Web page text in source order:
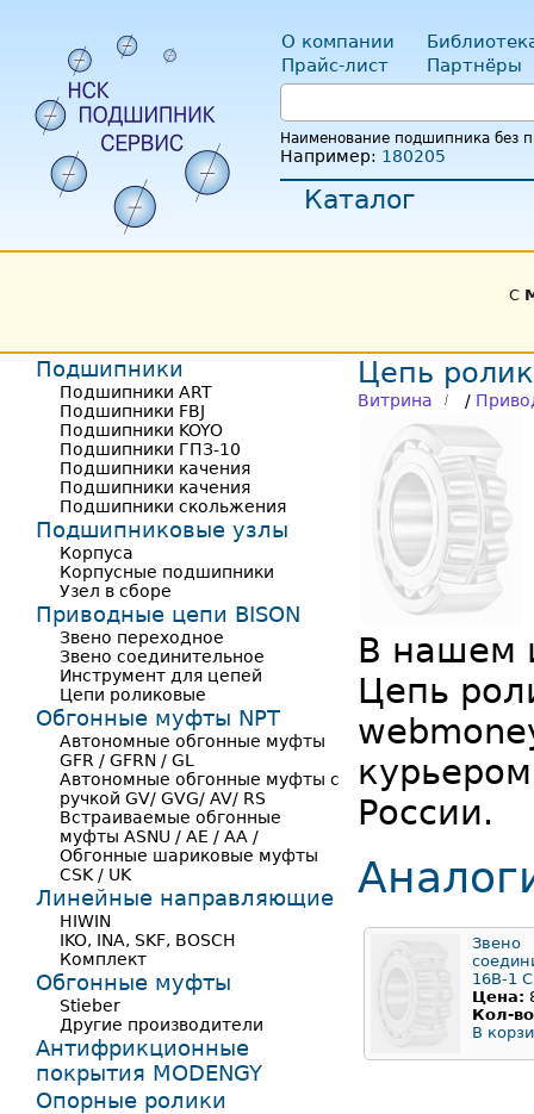
О компании
Прайс-лист
Партнёры
Наименование подшипника без
Например: 180205
Каталог
С
Цепь
Витрина /
В нашем
Цепь
России.
Звено
16B-1
Цена:
Кол-
В
Подшипники
Подшипники ART
Подшипники FBJ
Подшипники KOYO
Подшипники ГПЗ-10
Подшипники качения
Подшипники качения
Подшипники скольжения
Подшипниковые узлы
Корпуса
Корпусные подшипники
Узел в сборе
Приводные цепи BISON
Звено переходное
Звено соединительное
Инструмент для цепей
Цепи роликовые
Обгонные муфты NPT
Автономные обгонные муфты
GFR / GFRN / GL
Автономные обгонные муфты с
ручкой GV/ GVG/ AV/ RS
Встраиваемые обгонные
муфты ASNU / AE / AA /
Обгонные шариковые муфты
CSK / UK
Линейные направляющие
HIWIN
IKO, INA, SKF, BOSCH
Комплект
Обгонные муфты
Stieber
Другие производители
Антифрикционные
покрытия MODENGY
Опорные ролики